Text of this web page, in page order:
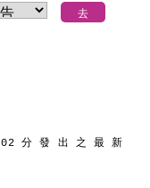
分 發 出 之 最 新